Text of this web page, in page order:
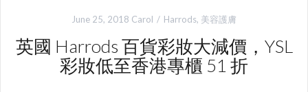
June 25, 2018 Carol Harrods, 美容護膚
英國 Harrods 百貨彩妝大減價，YSL
彩妝低至香港專櫃 51 折